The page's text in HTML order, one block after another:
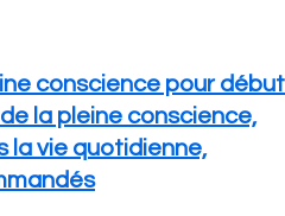
conscience pour
la pleine conscience,
la vie quotidienne,